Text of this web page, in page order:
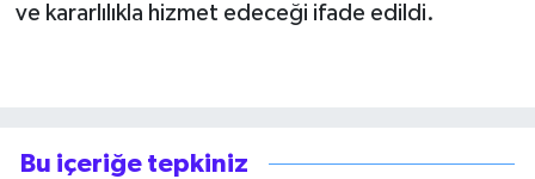
ve kararlılıkla hizmet edeceği ifade edildi.
Bu içeriğe tepkiniz